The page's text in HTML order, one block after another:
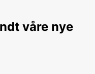
våre nye